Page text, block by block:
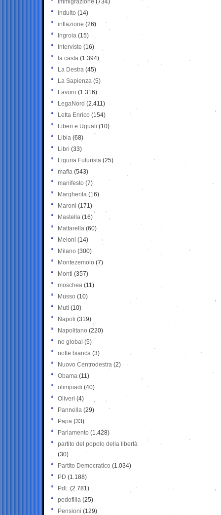
Immigrazione (734)
indulto (14)
inflazione (26)
Ingroia (15)
Interviste (16)
la casta (1.394)
La Destra (45)
La Sapienza (5)
Lavoro (1.316)
LegaNord (2.411)
Letta Enrico (154)
Liberi e Uguali (10)
Libia (68)
Libri (33)
Liguria Futurista (25)
mafia (543)
manifesto (7)
Margherita (16)
Maroni (171)
Mastella (16)
Mattarella (60)
Meloni (14)
Milano (300)
Montezemolo (7)
Monti (357)
moschea (11)
Musso (10)
Muti (10)
Napoli (319)
Napolitano (220)
no global (5)
notte bianca (3)
Nuovo Centrodestra (2)
Obama (11)
olimpiadi (40)
Oliveri (4)
Pannella (29)
Papa (33)
Parlamento (1.428)
partito del popolo della libertà
(30)
Partito Democratico (1.034)
PD (1.188)
PdL (2.781)
pedofilia (25)
Pensioni (129)